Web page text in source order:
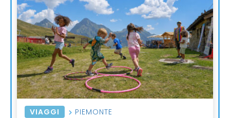
VIAGGI PIEMONTE